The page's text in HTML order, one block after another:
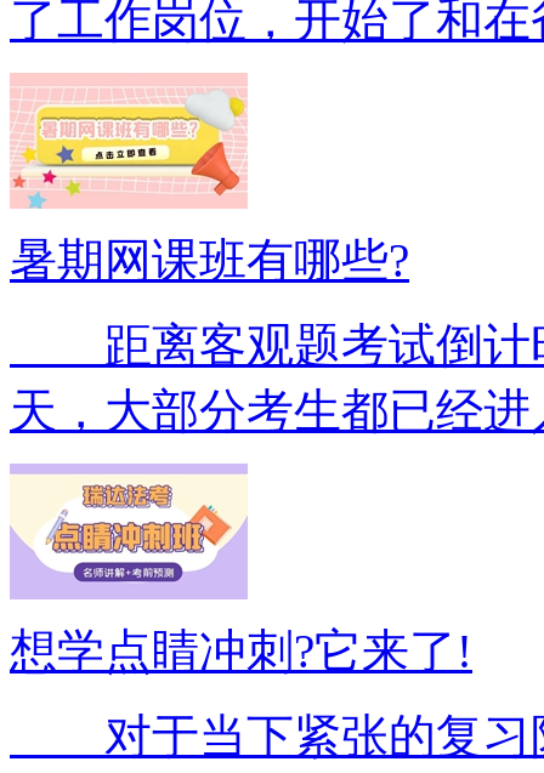
了工作岗位，开始了和
暑期网课班有哪些?
距离客观题考试倒计
天，大部分考生都已经
想学点睛冲刺?它来了!
对于当下紧张的复习